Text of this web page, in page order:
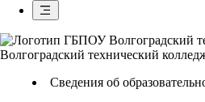
Волгоградский технический
Сведения об